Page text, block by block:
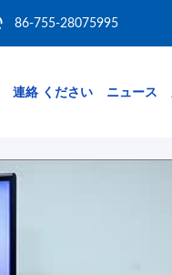
86-755-28075995
連絡 ください ニュース